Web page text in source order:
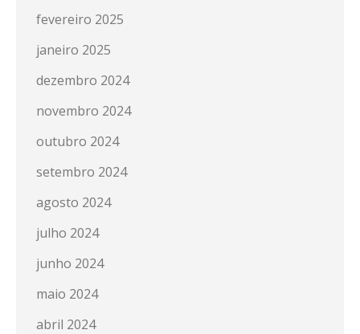
fevereiro 2025
janeiro 2025
dezembro 2024
novembro 2024
outubro 2024
setembro 2024
agosto 2024
julho 2024
junho 2024
maio 2024
abril 2024